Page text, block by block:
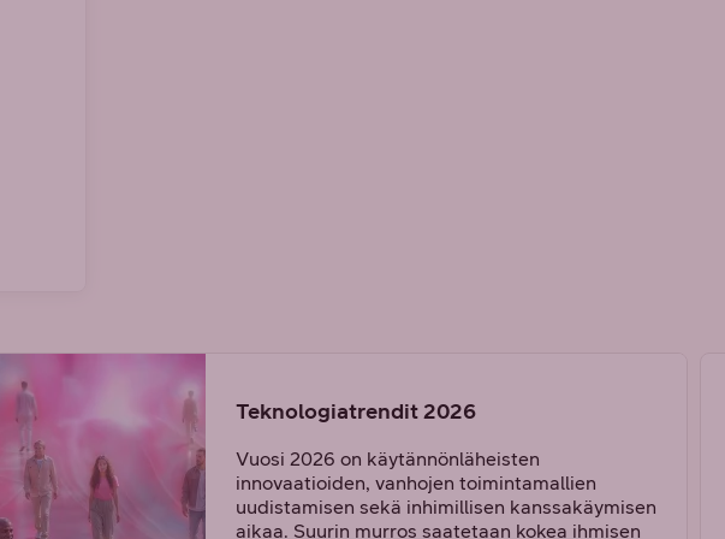
Teknologiatrendit 2026
Vuosi 2026 on käytännönläheisten
innovaatioiden, vanhojen toimintamallien
uudistamisen sekä inhimillisen kanssakäymisen
aikaa. Suurin murros saatetaan kokea ihmisen